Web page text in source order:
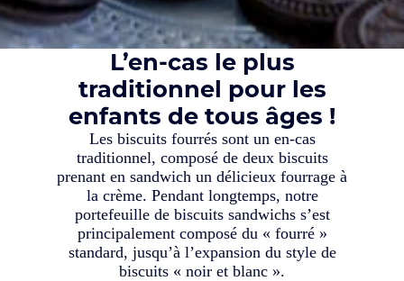
L’en-cas le plus
traditionnel pour les
enfants de tous âges !
Les biscuits fourrés sont un en-cas
traditionnel, composé de deux biscuits
prenant en sandwich un délicieux fourrage à
la crème. Pendant longtemps, notre
portefeuille de biscuits sandwichs s’est
principalement composé du « fourré »
standard, jusqu’à l’expansion du style de
biscuits « noir et blanc ».